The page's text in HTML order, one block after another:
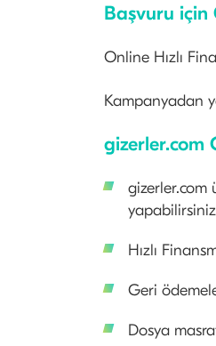
Başvuru için
Online Hızlı
Kampanyadan
gizerler.com
gizerler.com
Hızlı
Geri
Dosya